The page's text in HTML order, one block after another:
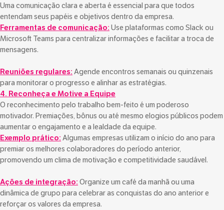
Uma comunicação clara e aberta é essencial para que todos
entendam seus papéis e objetivos dentro da empresa.
Ferramentas de comunicação: Use plataformas como Slack ou
Microsoft Teams para centralizar informações e facilitar a troca de
mensagens.
Reuniões regulares: Agende encontros semanais ou quinzenais
para monitorar o progresso e alinhar as estratégias.
4. Reconheça e Motive a Equipe
O reconhecimento pelo trabalho bem-feito é um poderoso
motivador. Premiações, bônus ou até mesmo elogios públicos podem
aumentar o engajamento e a lealdade da equipe.
Exemplo prático: Algumas empresas utilizam o início do ano para
premiar os melhores colaboradores do período anterior,
promovendo um clima de motivação e competitividade saudável.
Ações de integração: Organize um café da manhã ou uma
dinâmica de grupo para celebrar as conquistas do ano anterior e
reforçar os valores da empresa.